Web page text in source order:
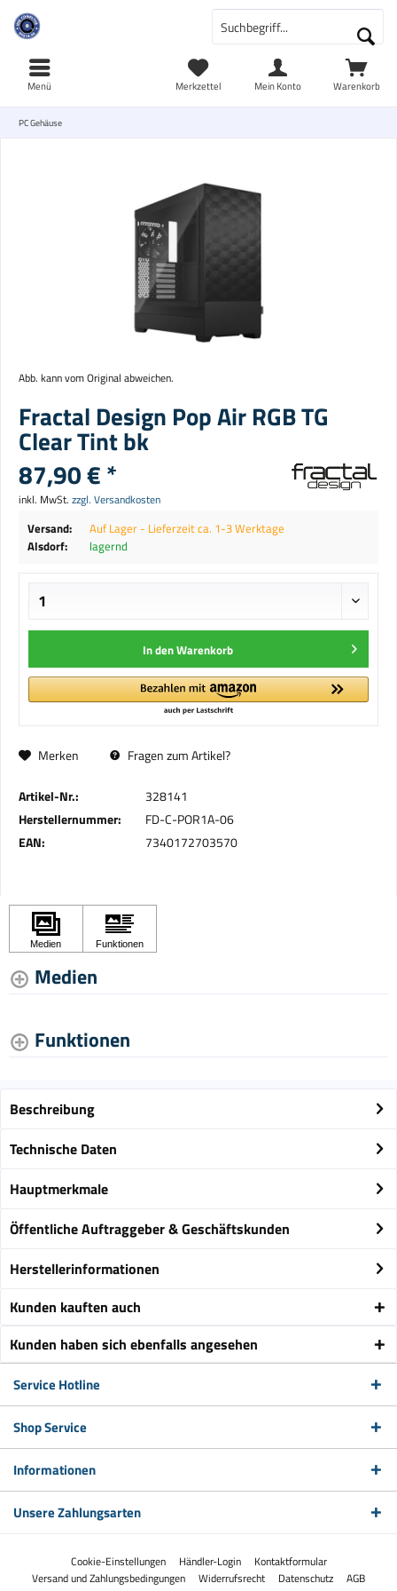
Warenkorb
Merkzettel Mein Konto
Menü
PC Gehäuse
Abb. kann vom Original abweichen.
Fractal Design Pop Air RGB TG
Clear Tint bk
87,90 € *
inkl. MwSt. zzgl. Versandkosten
Versand:
Auf Lager - Lieferzeit ca. 1-3 Werktage
Alsdorf:
lagernd
In denWarenkorb
Merken Fragen zum Artikel?
Artikel-Nr.:
328141
Herstellernummer:
FD-C-POR1A-06
EAN:
7340172703570
Medien
Funktionen
Beschreibung
Technische Daten
Hauptmerkmale
Öffentliche Auftraggeber & Geschäftskunden
Herstellerinformationen
Kunden kauften auch
Kunden haben sich ebenfalls angesehen
Service Hotline
Shop Service
Informationen
Unsere Zahlungsarten
Cookie-Einstellungen Händler-Login
Kontaktformular
Versand und Zahlungsbedingungen
Widerrufsrecht Datenschutz
AGB